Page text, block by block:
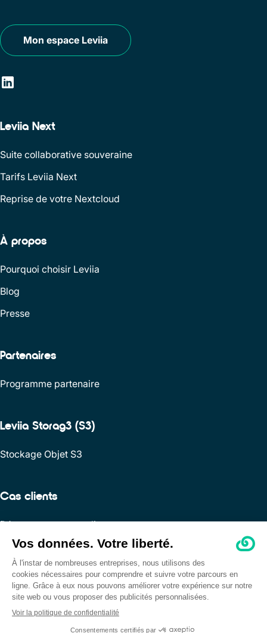
Mon espace Leviia
Leviia Next
Suite collaborative souveraine
Tarifs Leviia Next
Reprise de votre Nextcloud
À propos
Pourquoi choisir Leviia
Blog
Presse
Partenaires
Programme partenaire
Leviia Storag3 (S3)
Stockage Objet S3
Cas clients
Découvrez nos cas clients
Ressources
Guides
Centre d'aide